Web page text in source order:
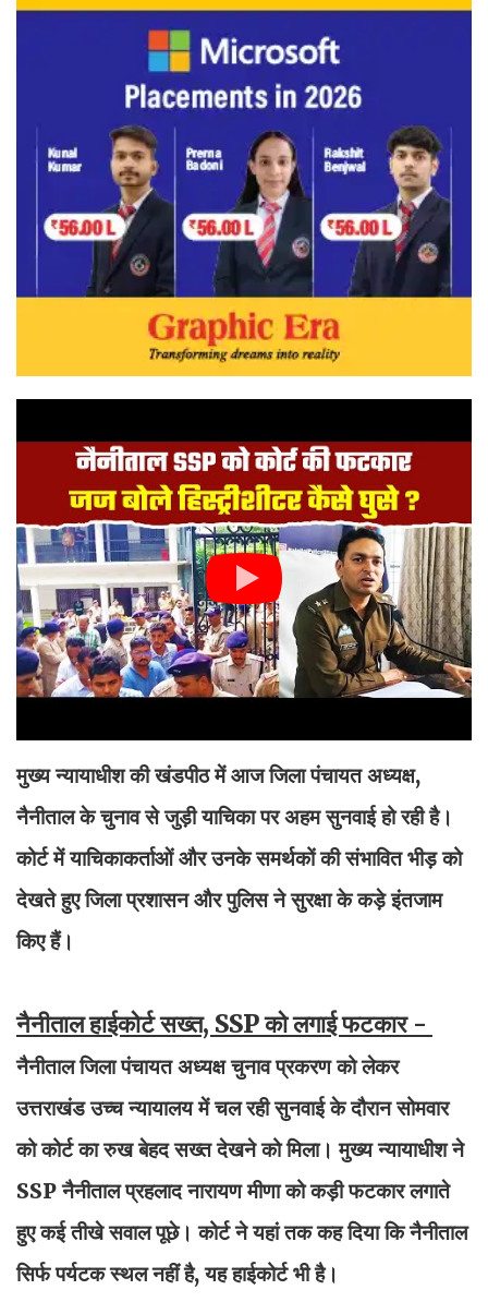
मुख्य न्यायाधीश की खंडपीठ में आज जिला पंचायत अध्यक्ष,
नैनीताल के चुनाव से जुड़ी याचिका पर अहम सुनवाई हो रही है।
कोर्ट में याचिकाकर्ताओं और उनके समर्थकों की संभावित भीड़ को
देखते हुए जिला प्रशासन और पुलिस ने सुरक्षा के कड़े इंतजाम
किए हैं।
नैनीताल हाईकोर्ट सख्त, SSP को लगाई फटकार -
नैनीताल जिला पंचायत अध्यक्ष चुनाव प्रकरण को लेकर
उत्तराखंड उच्च न्यायालय में चल रही सुनवाई के दौरान सोमवार
को कोर्ट का रुख बेहद सख्त देखने को मिला। मुख्य न्यायाधीश ने
SSP नैनीताल प्रहलाद नारायण मीणा को कड़ी फटकार लगाते
हुए कई तीखे सवाल पूछे। कोर्ट ने यहां तक कह दिया कि नैनीताल
सिर्फ पर्यटक स्थल नहीं है, यह हाईकोर्ट भी है।